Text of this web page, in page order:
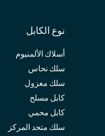
نوع الكابل
أسلاك الألمنيوم
سلك نحاس
سلك معزول
كابل مسلح
كابل محمي
سلك متحد المركز